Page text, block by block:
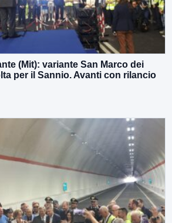
(Mit): variante San Marco dei
per il Sannio. Avanti con rilancio